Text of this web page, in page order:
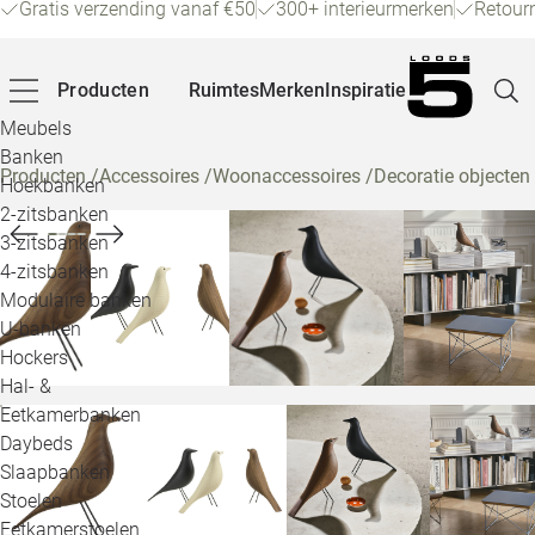
Gratis verzending vanaf €50 300+ interieurmerken
Producten
Meubels
Banken
Hoekbanken
2-zitsbanken
3-zitsbanken
4-zitsbanken
Modulaire banken
U-banken
Hockers
Hal- &
Eetkamerbanken
Daybeds
Slaapbanken
Stoelen
Eetkamerstoelen
RuimtesMerkenInspiratie
Producten/Accessoires /Woonaccessoires /Decoratie objecten